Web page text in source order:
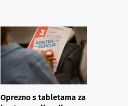
Oprezno s tabletama za